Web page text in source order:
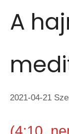
A
2021-04-21